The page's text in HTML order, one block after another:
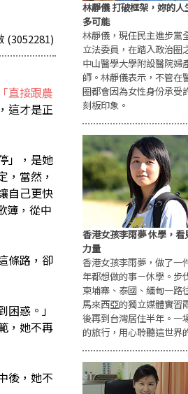
(3052281)
「直接跟農
這才是正
」，是她
，當然，
自己更快
簿，從中
條路，卻
惑。」
，她不再
後，她不
林靜儀 打破框架，妳的人
多可能
林靜儀，現任民主進步黨
立法委員，在踏入政治圈
中山醫學大學附設醫院婦
師。林靜儀表示，不管在
圈都會因為女性身份承受
刻板印象。
香港女孩李雨夢 休學，看
力量
香港女孩李雨夢，做了一
年都想做的事－休學。步
柬埔寨、泰國、緬甸一路
馬來西亞的獨立媒體實習
後再到台灣居住半年。一
的旅行，用心聆聽這世界